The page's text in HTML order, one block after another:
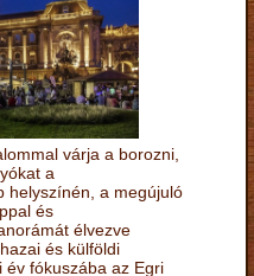
várja a borozni,
a
helyszínén, a megújuló
és
élvezve
és külföldi
év fókuszába az Egri